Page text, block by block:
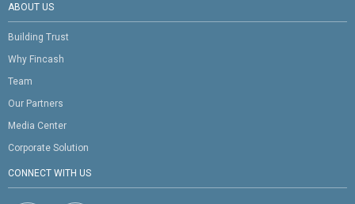
ABOUT US
Building Trust
Why Fincash
Team
Our Partners
Media Center
Corporate Solution
CONNECT WITH US